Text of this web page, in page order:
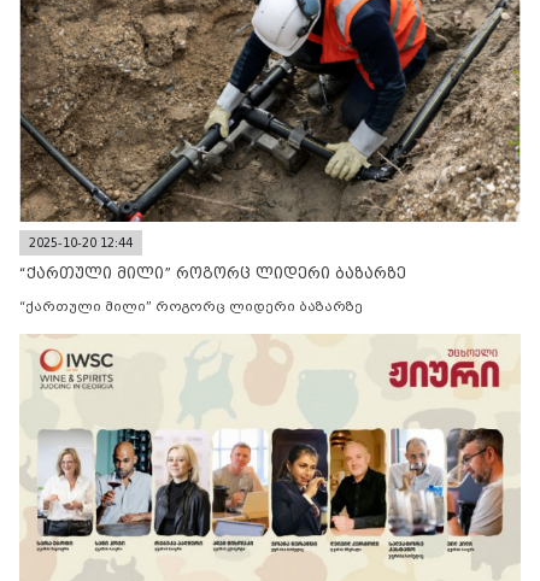
2025-10-20 12:44
“ქართული მილი” როგორც ლიდერი ბაზარზე
“ქართული მილი” როგორც ლიდერი ბაზარზე